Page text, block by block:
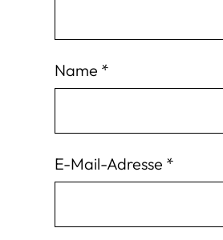
Name *
E-Mail-Adresse *